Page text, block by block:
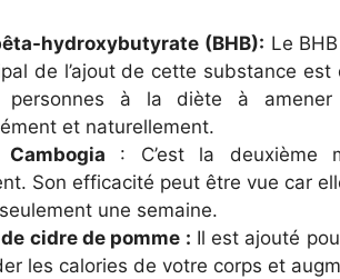
hydroxybutyrate (BHB): Le
de l’ajout de cette substance
personnes à la diète à
et naturellement.
: C’est la deuxième
Son efficacité peut être vue car
une semaine.
cidre de pomme : Il est ajouté
les calories de votre corps et